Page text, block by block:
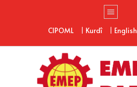
CIPOML | Kurdî | English